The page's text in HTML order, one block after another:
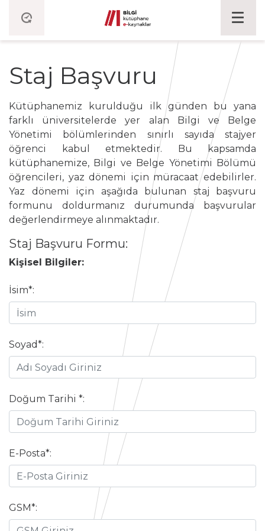
Staj Başvuru
Kütüphanemiz kurulduğu ilk günden bu yana
farklı üniversitelerde yer alan Bilgi ve Belge
Yönetimi bölümlerinden sınırlı sayıda stajyer
öğrenci kabul etmektedir. Bu kapsamda
kütüphanemize, Bilgi ve Belge Yönetimi Bölümü
öğrencileri, yaz dönemi için müracaat edebilirler.
Yaz dönemi için aşağıda bulunan staj başvuru
formunu doldurmanız durumunda başvurular
değerlendirmeye alınmaktadır.
Staj Başvuru Formu:
Kişisel Bilgiler:
İsim*:
Soyad*:
Doğum Tarihi *:
E-Posta*:
GSM*: